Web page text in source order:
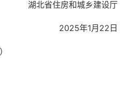
湖北省住房和城乡建设厅
2025年1月22日